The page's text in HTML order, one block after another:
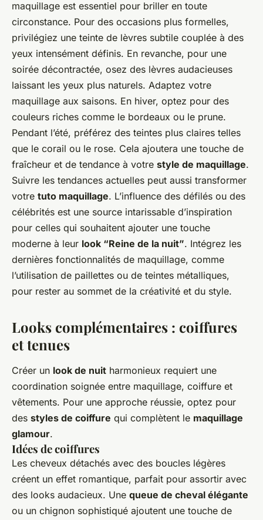
maquillage est essentiel pour briller en toute
circonstance. Pour des occasions plus formelles,
privilégiez une teinte de lèvres subtile couplée à des
yeux intensément définis. En revanche, pour une
soirée décontractée, osez des lèvres audacieuses
laissant les yeux plus naturels. Adaptez votre
maquillage aux saisons. En hiver, optez pour des
couleurs riches comme le bordeaux ou le prune.
Pendant l’été, préférez des teintes plus claires telles
que le corail ou le rose. Cela ajoutera une touche de
fraîcheur et de tendance à votre style de maquillage.
Suivre les tendances actuelles peut aussi transformer
votre tuto maquillage. L’influence des défilés ou des
célébrités est une source intarissable d’inspiration
pour celles qui souhaitent ajouter une touche
moderne à leur look “Reine de la nuit”. Intégrez les
dernières fonctionnalités de maquillage, comme
l’utilisation de paillettes ou de teintes métalliques,
pour rester au sommet de la créativité et du style.
Looks complémentaires : coiffures
et tenues
Créer un look de nuit harmonieux requiert une
coordination soignée entre maquillage, coiffure et
vêtements. Pour une approche réussie, optez pour
des styles de coiffure qui complètent le maquillage
glamour.
Idées de coiffures
Les cheveux détachés avec des boucles légères
créent un effet romantique, parfait pour assortir avec
des looks audacieux. Une queue de cheval élégante
ou un chignon sophistiqué ajoutent une touche de